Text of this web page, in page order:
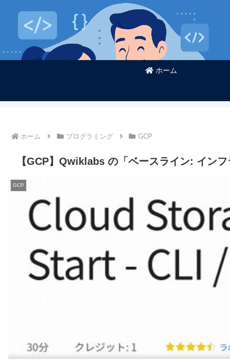
ホーム
ホーム プログラミング GCP
【GCP】Qwiklabs の「ベースライン: イン
GCP